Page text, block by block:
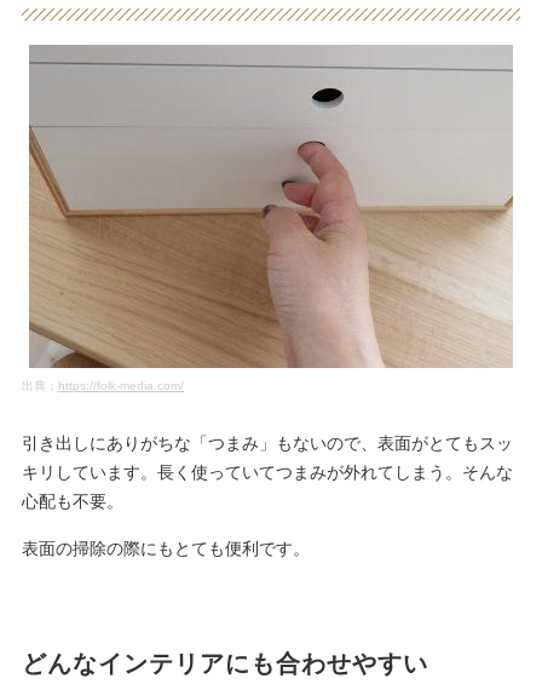
出典： https://folk-media.com/
引き出しにありがちな「つまみ」もないので、表面がとてもスッ
キリしています。長く使っていてつまみが外れてしまう。そんな
心配も不要。
表面の掃除の際にもとても便利です。
どんなインテリアにも合わせやすい